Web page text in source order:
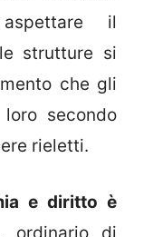
aspettare il
strutture si
che gli
secondo
rieletti.
e diritto è